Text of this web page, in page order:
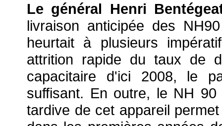
Le général Henri
livraison anticipée des
heurtait à plusieurs
attrition rapide du taux de
capacitaire d'ici 2008, le
suffisant. En outre, le NH
tardive de cet appareil